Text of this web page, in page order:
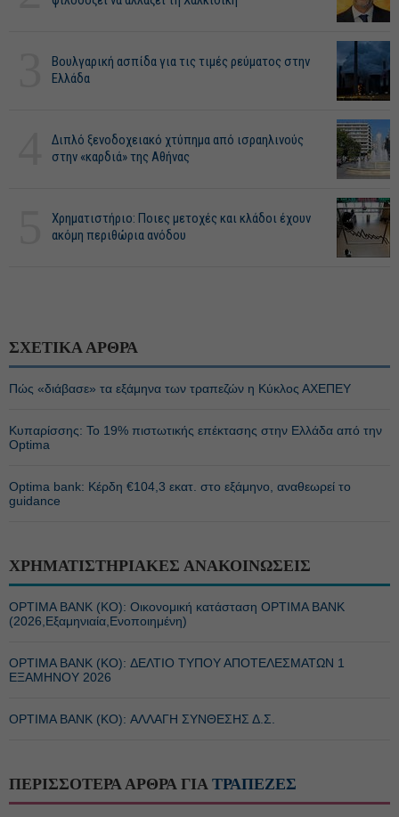
Βουλγαρική ασπίδα για τις τιμές ρεύματος στην
Ελλάδα
Διπλό ξενοδοχειακό χτύπημα από ισραηλινούς
στην «καρδιά» της Αθήνας
Χρηματιστήριο: Ποιες μετοχές και κλάδοι έχουν
ακόμη περιθώρια ανόδου
ΣΧΕΤΙΚΑ ΑΡΘΡΑ
Πώς «διάβασε» τα εξάμηνα των τραπεζών η Κύκλος ΑΧΕΠΕΥ
Κυπαρίσσης: Το 19% πιστωτικής επέκτασης στην Ελλάδα από την
Optima
Optima bank: Κέρδη €104,3 εκατ. στο εξάμηνο, αναθεωρεί το
guidance
ΧΡΗΜΑΤΙΣΤΗΡΙΑΚΕΣ ΑΝΑΚΟΙΝΩΣΕΙΣ
OPTIMA BANK (ΚΟ): Οικονομική κατάσταση OPTIMA BANK
(2026,Εξαμηνιαία,Ενοποιημένη)
OPTIMA BANK (ΚΟ): ΔΕΛΤΙΟ ΤΥΠΟΥ ΑΠΟΤΕΛΕΣΜΑΤΩΝ 1
ΕΞΑΜΗΝΟΥ 2026
OPTIMA BANK (ΚΟ): ΑΛΛΑΓΗ ΣΥΝΘΕΣΗΣ Δ.Σ.
ΠΕΡΙΣΣΟΤΕΡΑ ΑΡΘΡΑ ΓΙΑ ΤΡΑΠΕΖΕΣ